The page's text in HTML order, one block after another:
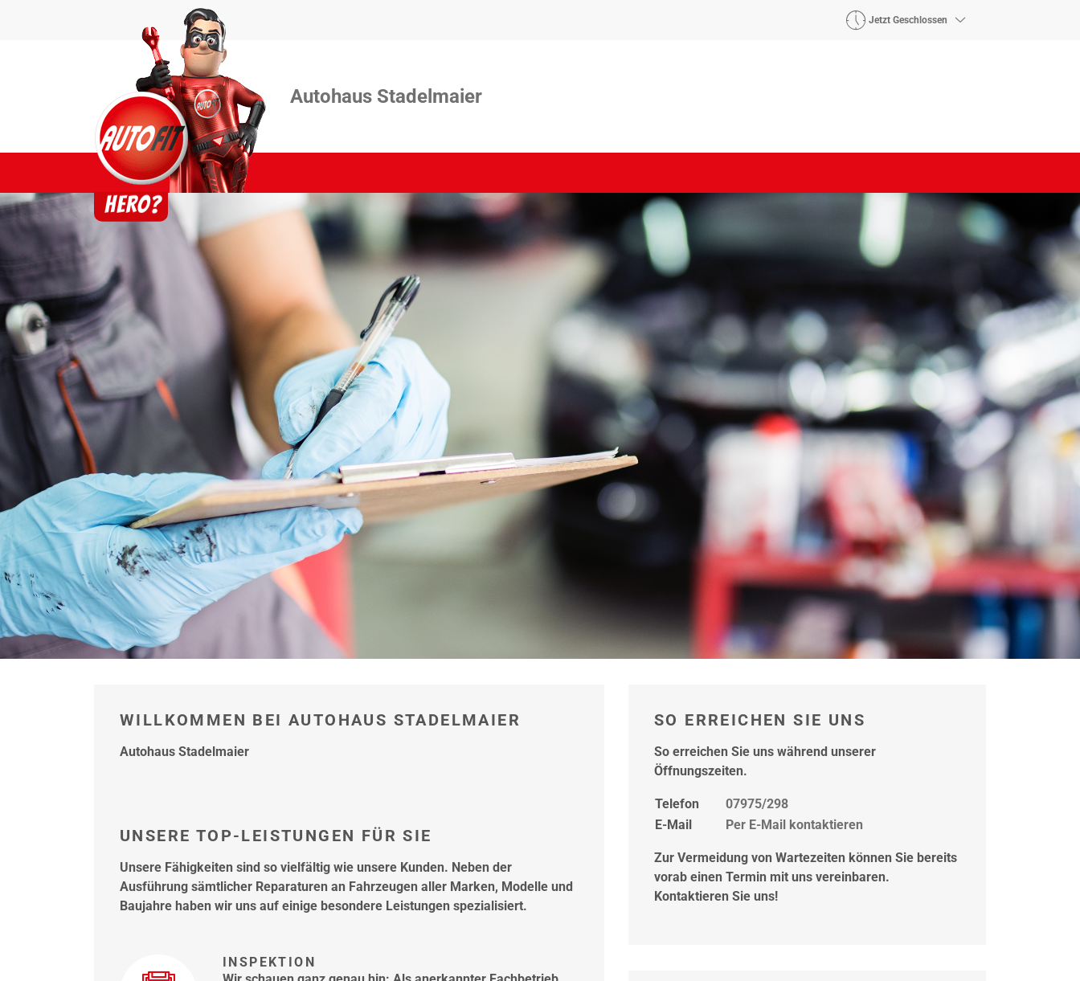
Jetzt Geschlossen
Autohaus Stadelmaier
SO ERREICHEN SIE UNS
So erreichen Sie uns während unserer
Öffnungszeiten.
Telefon
07975/298
E-Mail
Per E-Mail kontaktieren
Zur Vermeidung von Wartezeiten können Sie bereits
vorab einen Termin mit uns vereinbaren.
Kontaktieren Sie uns!
WILLKOMMEN BEI AUTOHAUS STADELMAIER
Autohaus Stadelmaier
UNSERE TOP-LEISTUNGEN FÜR SIE
Unsere Fähigkeiten sind so vielfältig wie unsere Kunden. Neben der
Ausführung sämtlicher Reparaturen an Fahrzeugen aller Marken, Modelle und
Baujahre haben wir uns auf einige besondere Leistungen spezialisiert.
INSPEKTION